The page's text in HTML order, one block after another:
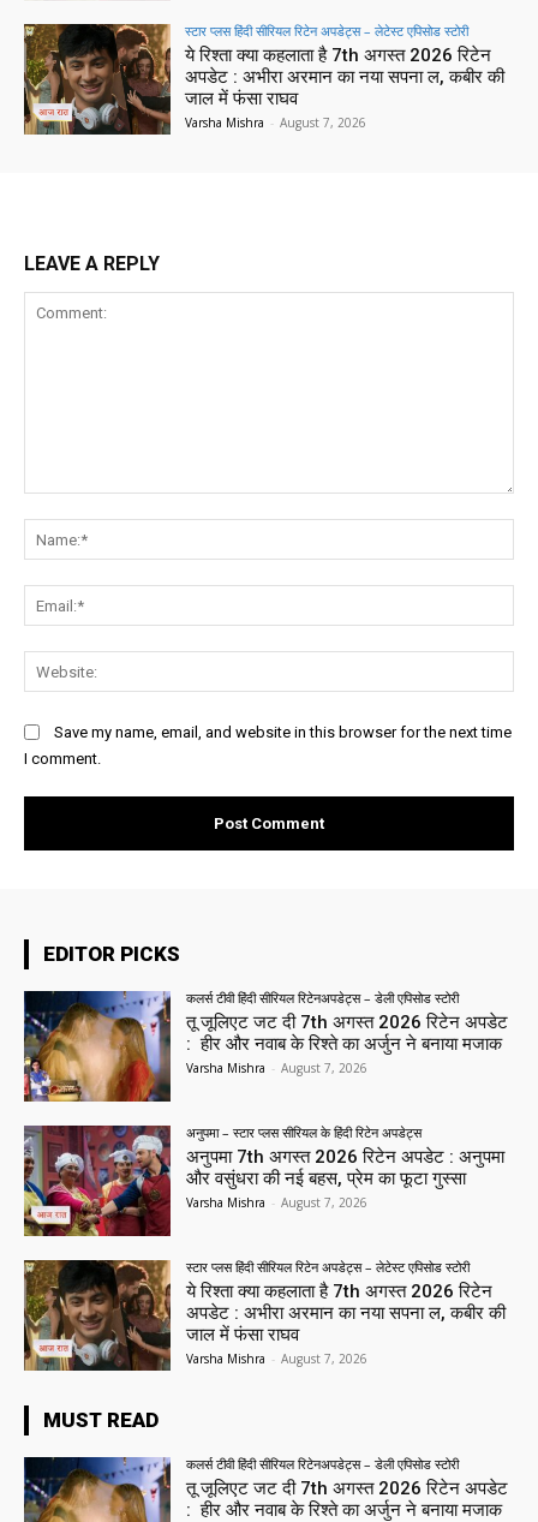
स्टार प्लस हिंदी सीरियल रिटेन अपडेट्स – लेटेस्ट एपिसोड स्टोरी
ये रिश्ता क्या कहलाता है 7th अगस्त 2026 रिटेन
अपडेट : अभीरा अरमान का नया सपना ल, कबीर की
जाल में फंसा राघव
Varsha Mishra - August 7, 2026
LEAVE A REPLY
Save my name, email, and website in this browser for the next time
I comment.
EDITOR PICKS
कलर्स टीवी हिंदी सीरियल रिटेनअपडेट्स – डेली एपिसोड स्टोरी
तू जूलिएट जट दी 7th अगस्त 2026 रिटेन अपडेट
: हीर और नवाब के रिश्ते का अर्जुन ने बनाया मजाक
Varsha Mishra - August 7, 2026
अनुपमा – स्टार प्लस सीरियल के हिंदी रिटेन अपडेट्स
अनुपमा 7th अगस्त 2026 रिटेन अपडेट : अनुपमा
और वसुंधरा की नई बहस, प्रेम का फूटा गुस्सा
Varsha Mishra - August 7, 2026
स्टार प्लस हिंदी सीरियल रिटेन अपडेट्स – लेटेस्ट एपिसोड स्टोरी
ये रिश्ता क्या कहलाता है 7th अगस्त 2026 रिटेन
अपडेट : अभीरा अरमान का नया सपना ल, कबीर की
जाल में फंसा राघव
Varsha Mishra - August 7, 2026
MUST READ
कलर्स टीवी हिंदी सीरियल रिटेनअपडेट्स – डेली एपिसोड स्टोरी
तू जूलिएट जट दी 7th अगस्त 2026 रिटेन अपडेट
: हीर और नवाब के रिश्ते का अर्जुन ने बनाया मजाक